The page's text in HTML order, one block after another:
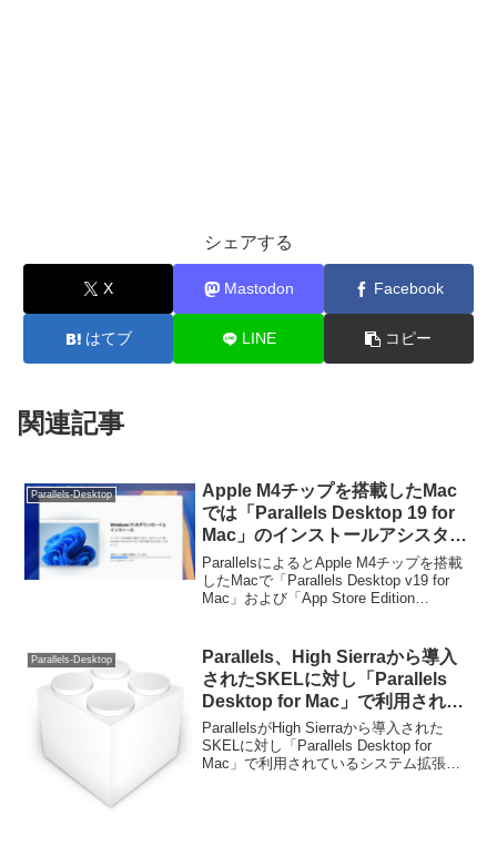
シェアする
X Mastodon Facebook
はてブ LINE コピー
関連記事
Parallels-Desktop
Apple M4チップを搭載したMac
では「Parallels Desktop 19 for
Mac」のインストールアシスタン
ト機能を利用して作成した仮想マ
シンが起動できない不具合が確認
されているので注意を。
ParallelsによるとApple M4チップを搭載
したMacで「Parallels Desktop v19 for
Mac」および「App Store Edition
シンが起動しない不具合が確認されてい
るそうです。
Parallels-Desktop
Parallels、High Sierraから導入
されたSKELに対し「Parallels
Desktop for Mac」で利用されて
いるシステム拡張を説明。
ParallelsがHigh Sierraから導入された
SKELに対し「Parallels Desktop for
Mac」で利用されているシステム拡張を